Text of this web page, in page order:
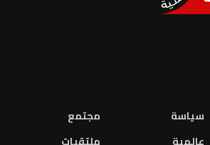
سياسة
مجتمع